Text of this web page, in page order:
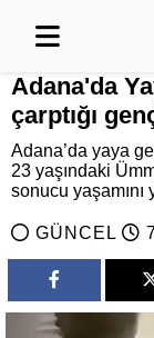
Adana'da
çarptığı
Adana’da yaya
23 yaşındaki
sonucu yaşamını
GÜNCEL